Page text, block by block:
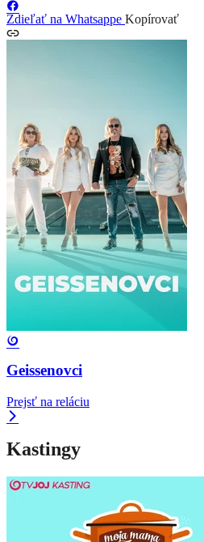
Zdieľať na Whatsappe Kopírovať
Geissenovci
Prejsť na reláciu
Kastingy